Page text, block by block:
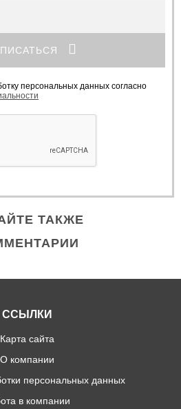
персональных данных согласно
ТАКЖЕ
ССЫЛКИ
Карта сайта
О компании
персональных данных
в компании